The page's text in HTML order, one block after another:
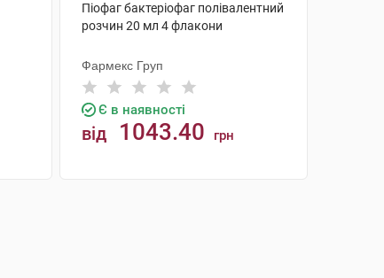
Піофаг бактеріофаг полівалентний
розчин 20 мл 4 флакони
Фармекс Груп
Є в наявності
від 1043.40 грн